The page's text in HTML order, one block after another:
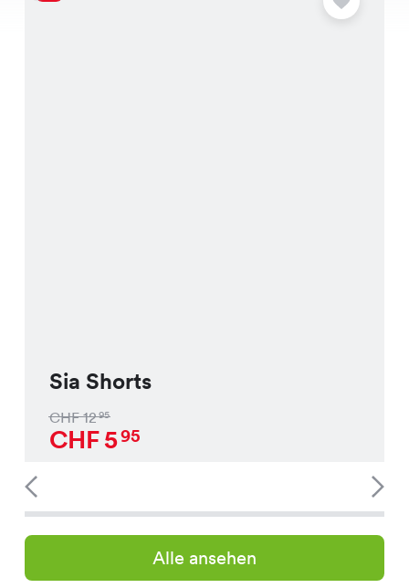
Sia Shorts
CHF1295
CHF595
Alle ansehen